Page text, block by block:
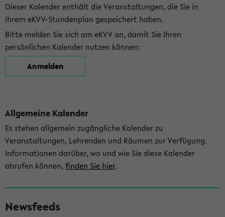
Dieser Kalender enthält die Veranstaltungen, die Sie in
Ihrem eKVV-Stundenplan gespeichert haben.
Bitte melden Sie sich am eKVV an, damit Sie Ihren
persönlichen Kalender nutzen können:
Anmelden
Allgemeine Kalender
Es stehen allgemein zugängliche Kalender zu
Veranstaltungen, Lehrenden und Räumen zur Verfügung.
Informationen darüber, wo und wie Sie diese Kalender
abrufen können, finden Sie hier.
Newsfeeds